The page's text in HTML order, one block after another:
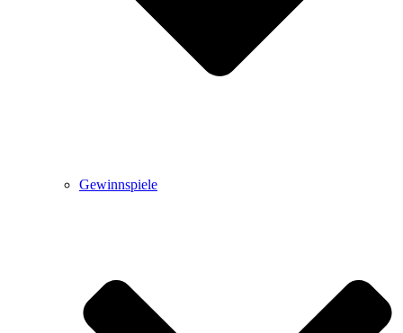
Gewinnspiele